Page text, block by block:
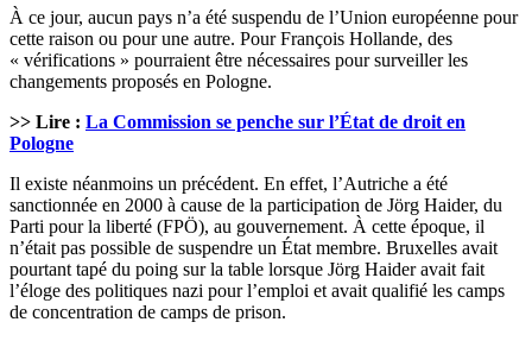
À ce jour, aucun pays n’a été suspendu de l’Union européenne pour
cette raison ou pour une autre. Pour François Hollande, des
« vérifications » pourraient être nécessaires pour surveiller les
changements proposés en Pologne.
>> Lire : La Commission se penche sur l’État de droit en
Pologne
Il existe néanmoins un précédent. En effet, l’Autriche a été
sanctionnée en 2000 à cause de la participation de Jörg Haider, du
Parti pour la liberté (FPÖ), au gouvernement. À cette époque, il
n’était pas possible de suspendre un État membre. Bruxelles avait
pourtant tapé du poing sur la table lorsque Jörg Haider avait fait
l’éloge des politiques nazi pour l’emploi et avait qualifié les camps
de concentration de camps de prison.